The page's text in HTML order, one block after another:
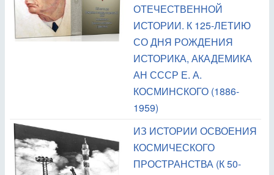
ОТЕЧЕСТВЕННОЙ
ИСТОРИИ. К 125-ЛЕТИЮ
СО ДНЯ РОЖДЕНИЯ
ИСТОРИКА, АКАДЕМИКА
АН СССР Е. А.
КОСМИНСКОГО (1886-
1959)
ИЗ ИСТОРИИ ОСВОЕНИЯ
КОСМИЧЕСКОГО
ПРОСТРАНСТВА (К 50-